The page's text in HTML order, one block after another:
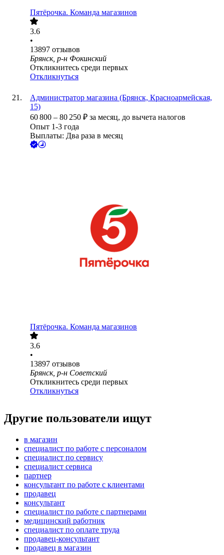
Пятёрочка. Команда магазинов
3.6
•
13897 отзывов
Брянск, р-н Фокинский
Откликнитесь среди первых
Откликнуться
Администратор магазина (Брянск, Красноармейская,
15)
60 800 – 80 250 ₽ за месяц, до вычета налогов
Опыт 1-3 года
Выплаты: Два раза в месяц
Пятёрочка. Команда магазинов
3.6
•
13897 отзывов
Брянск, р-н Советский
Откликнитесь среди первых
Откликнуться
Другие пользователи ищут
в магазин
специалист по работе с персоналом
специалист по сервису
специалист сервиса
партнер
консультант по работе с клиентами
продавец
консультант
специалист по работе с партнерами
медицинский работник
специалист по оплате труда
продавец-консультант
продавец в магазин